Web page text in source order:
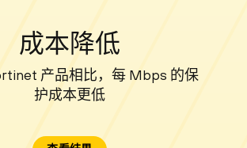
成本降低
产品相比，每 Mbps 的保
护成本更低